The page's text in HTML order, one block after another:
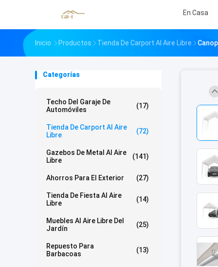
En Casa
Inicio Productos Tienda De Carport Al Aire Libre
Categorías
Techo Del Garaje De
Automóviles
(17)
Tienda De Carport Al Aire
Libre
(72)
Gazebos De Metal Al Aire
Libre
(141)
Ahorros Para El Exterior (27)
Tienda De Fiesta Al Aire
Libre
(14)
Muebles Al Aire Libre Del
Jardín
(25)
Repuesto Para
Barbacoas
(13)